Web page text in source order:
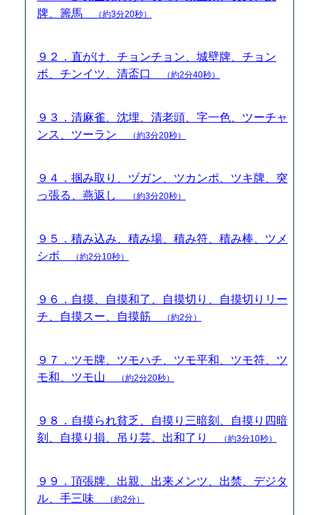
牌、籌馬
（約3分20秒）
９２．直がけ、チョンチョン、城壁牌、チョン
ボ、チンイツ、清盃口
（約2分40秒）
９３．清麻雀、沈埋、清老頭、字一色、ツーチャ
ンス、ツーラン
（約3分20秒）
９４．掴み取り、ヅガン、ツカンポ、ツキ牌、突
っ張る、燕返し
（約3分20秒）
９５．積み込み、積み場、積み符、積み棒、ツメ
シボ
（約2分10秒）
９６．自摸、自摸和了、自摸切り、自摸切りリー
チ、自摸スー、自摸筋
（約2分）
９７．ツモ牌、ツモハチ、ツモ平和、ツモ符、ツ
モ和、ツモ山
（約2分20秒）
９８．自摸られ貧乏、自摸り三暗刻、自摸り四暗
刻、自摸り損、吊り芸、出和了り
（約3分10秒）
９９．頂張牌、出親、出来メンツ、出禁、デジタ
ル、手三味
（約2分）